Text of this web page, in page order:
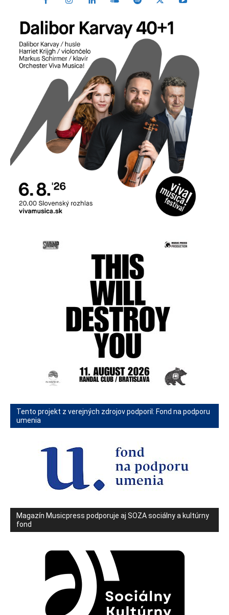
Tento projekt z verejných zdrojov podporil: Fond na podporu
umenia
Magazín Musicpress podporuje aj SOZA sociálny a kultúrny
fond